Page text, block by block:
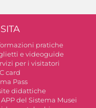
pratiche
e videoguide
per i visitatori
card
Pass
didattiche
APP del Sistema Musei